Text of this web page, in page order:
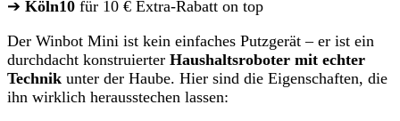
➔ Köln10 für 10 € Extra-Rabatt on top
Der Winbot Mini ist kein einfaches Putzgerät – er ist ein
durchdacht konstruierter Haushaltsroboter mit echter
Technik unter der Haube. Hier sind die Eigenschaften, die
ihn wirklich herausstechen lassen: